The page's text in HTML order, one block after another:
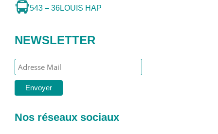
543 – 36LOUIS HAP
NEWSLETTER
Nos réseaux sociaux